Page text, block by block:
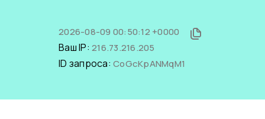
2026-08-09 00:50:12 +0000
Ваш IP: 216.73.216.205
ID запроса: CoGcKpANMqM1